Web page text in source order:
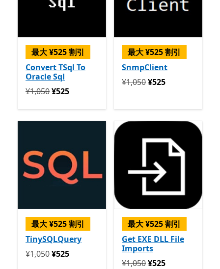
最大 ¥525 割引
Convert TSql To
Oracle Sql
定価 ¥1,050 今すぐ ¥525
¥1,050¥525
最大 ¥525 割引
SnmpClient
定価 ¥1,050 今すぐ ¥525
¥1,050¥525
最大 ¥525 割引
TinySQLQuery
定価 ¥1,050 今すぐ ¥525
¥1,050¥525
最大 ¥525 割引
Get EXE DLL File
Imports
定価 ¥1,050 今すぐ ¥525
¥1,050¥525